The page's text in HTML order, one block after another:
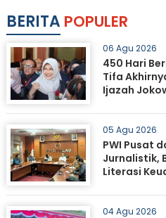
BERITA POPULER
06 Agu 2026
450 Hari
Tifa
Ijazah
05 Agu 2026
PWI Pusat
Jurnalistik,
Literasi
04 Agu 2026